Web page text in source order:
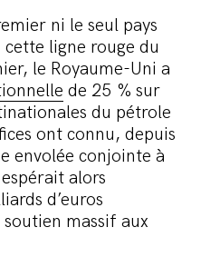
ni le seul pays
ligne rouge du
le Royaume-Uni a
de 25 % sur
du pétrole
ont connu, depuis
envolée conjointe à
alors
d’euros
soutien massif aux